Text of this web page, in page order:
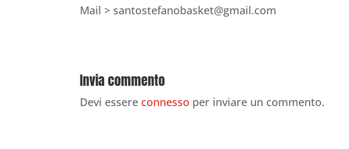
Mail > santostefanobasket@gmail.com
Invia commento
Devi essere connesso per inviare un commento.